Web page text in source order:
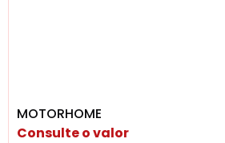
MOTORHOME
Consulte o valor